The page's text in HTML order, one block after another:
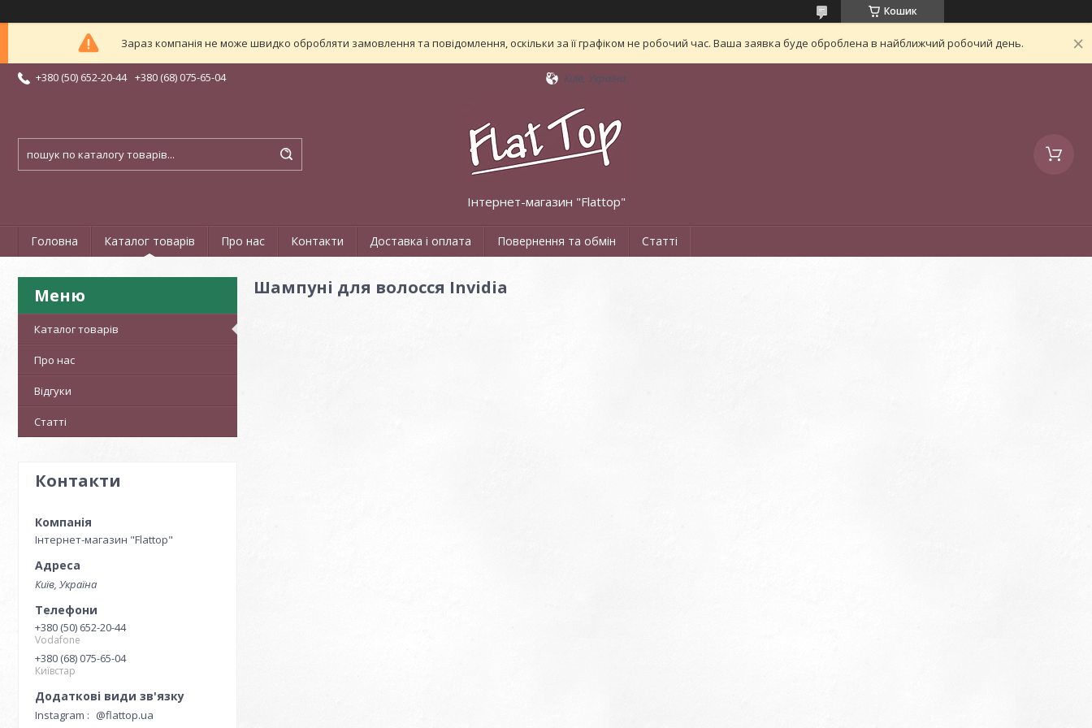
Кошик
Зараз компанія не може швидко обробляти замовлення та повідомлення, оскільки за її графіком не робочий час. Ваша заявка буде оброблена в найближчий робочий день.
+380 (50) 652-20-44 +380 (68) 075-65-04 Київ, Україна
Інтернет-магазин "Flattop"
Головна Каталог товарів Про нас Контакти Доставка і оплата Повернення та обмін Статті
Каталог товарів
Про нас
Відгуки
Статті
Контакти
Інтернет-магазин "Flattop"
Київ, Україна
+380 (50) 652-20-44
Vodafone
+380 (68) 075-65-04
Київстар
Instagram @flattop.ua
Шампуні для волосся Invidia